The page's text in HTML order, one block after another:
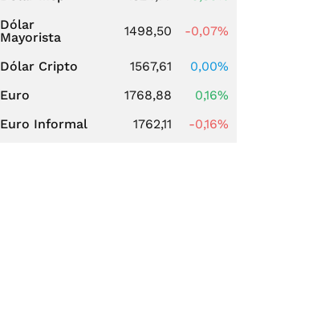
Dólar
Mayorista
1498,50 -0,07%
Dólar Cripto 1567,61
0,00%
Euro
1768,88
0,16%
Euro Informal
1762,11 -0,16%